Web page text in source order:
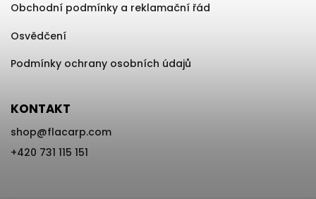
Obchodní podmínky a reklamační řád
Osvědčení
Podmínky ochrany osobních údajů
KONTAKT
shop@flacarp.com
+420 731 115 151